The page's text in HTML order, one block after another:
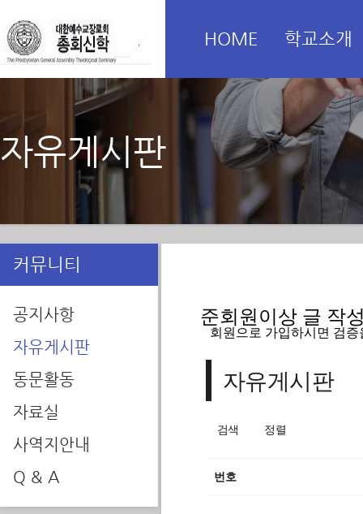
HOME 학교소개
자유게시판
커뮤니티
공지사항
자유게시판
동문활동
자료실
사역지안내
Q & A
준회원이상 글 작
회원으로 가입하시면 검
자유게시판
검색 정렬
번호